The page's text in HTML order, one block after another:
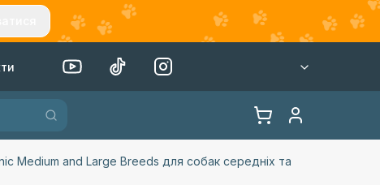
Medium and Large Breeds для собак середніх та